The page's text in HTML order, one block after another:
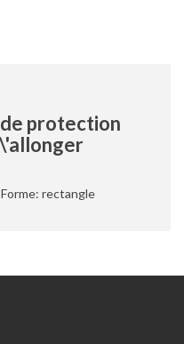
protection
rectangle